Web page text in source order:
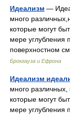
Идеализм —
много
которые могут
мере углубления
поверхностном
Брокгауза и Ефрона
Идеализм
много различных,
которые могут
мере углубления